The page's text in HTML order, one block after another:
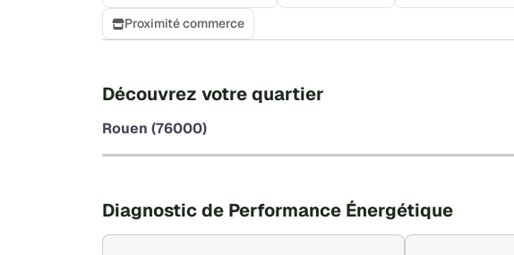
Proximité commerce
Découvrez votre quartier
Rouen (76000)
Diagnostic de Performance Énergétique